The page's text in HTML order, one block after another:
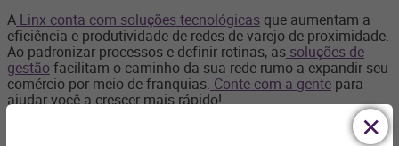
A Linx conta com soluções tecnológicas que aumentam a
eficiência e produtividade de redes de varejo de proximidade.
Ao padronizar processos e definir rotinas, as soluções de
gestãofacilitam o caminho da sua rede rumo a expandir seu
comércio por meio de franquias. Conte com a gente para
ajudar você a crescer mais rápido!